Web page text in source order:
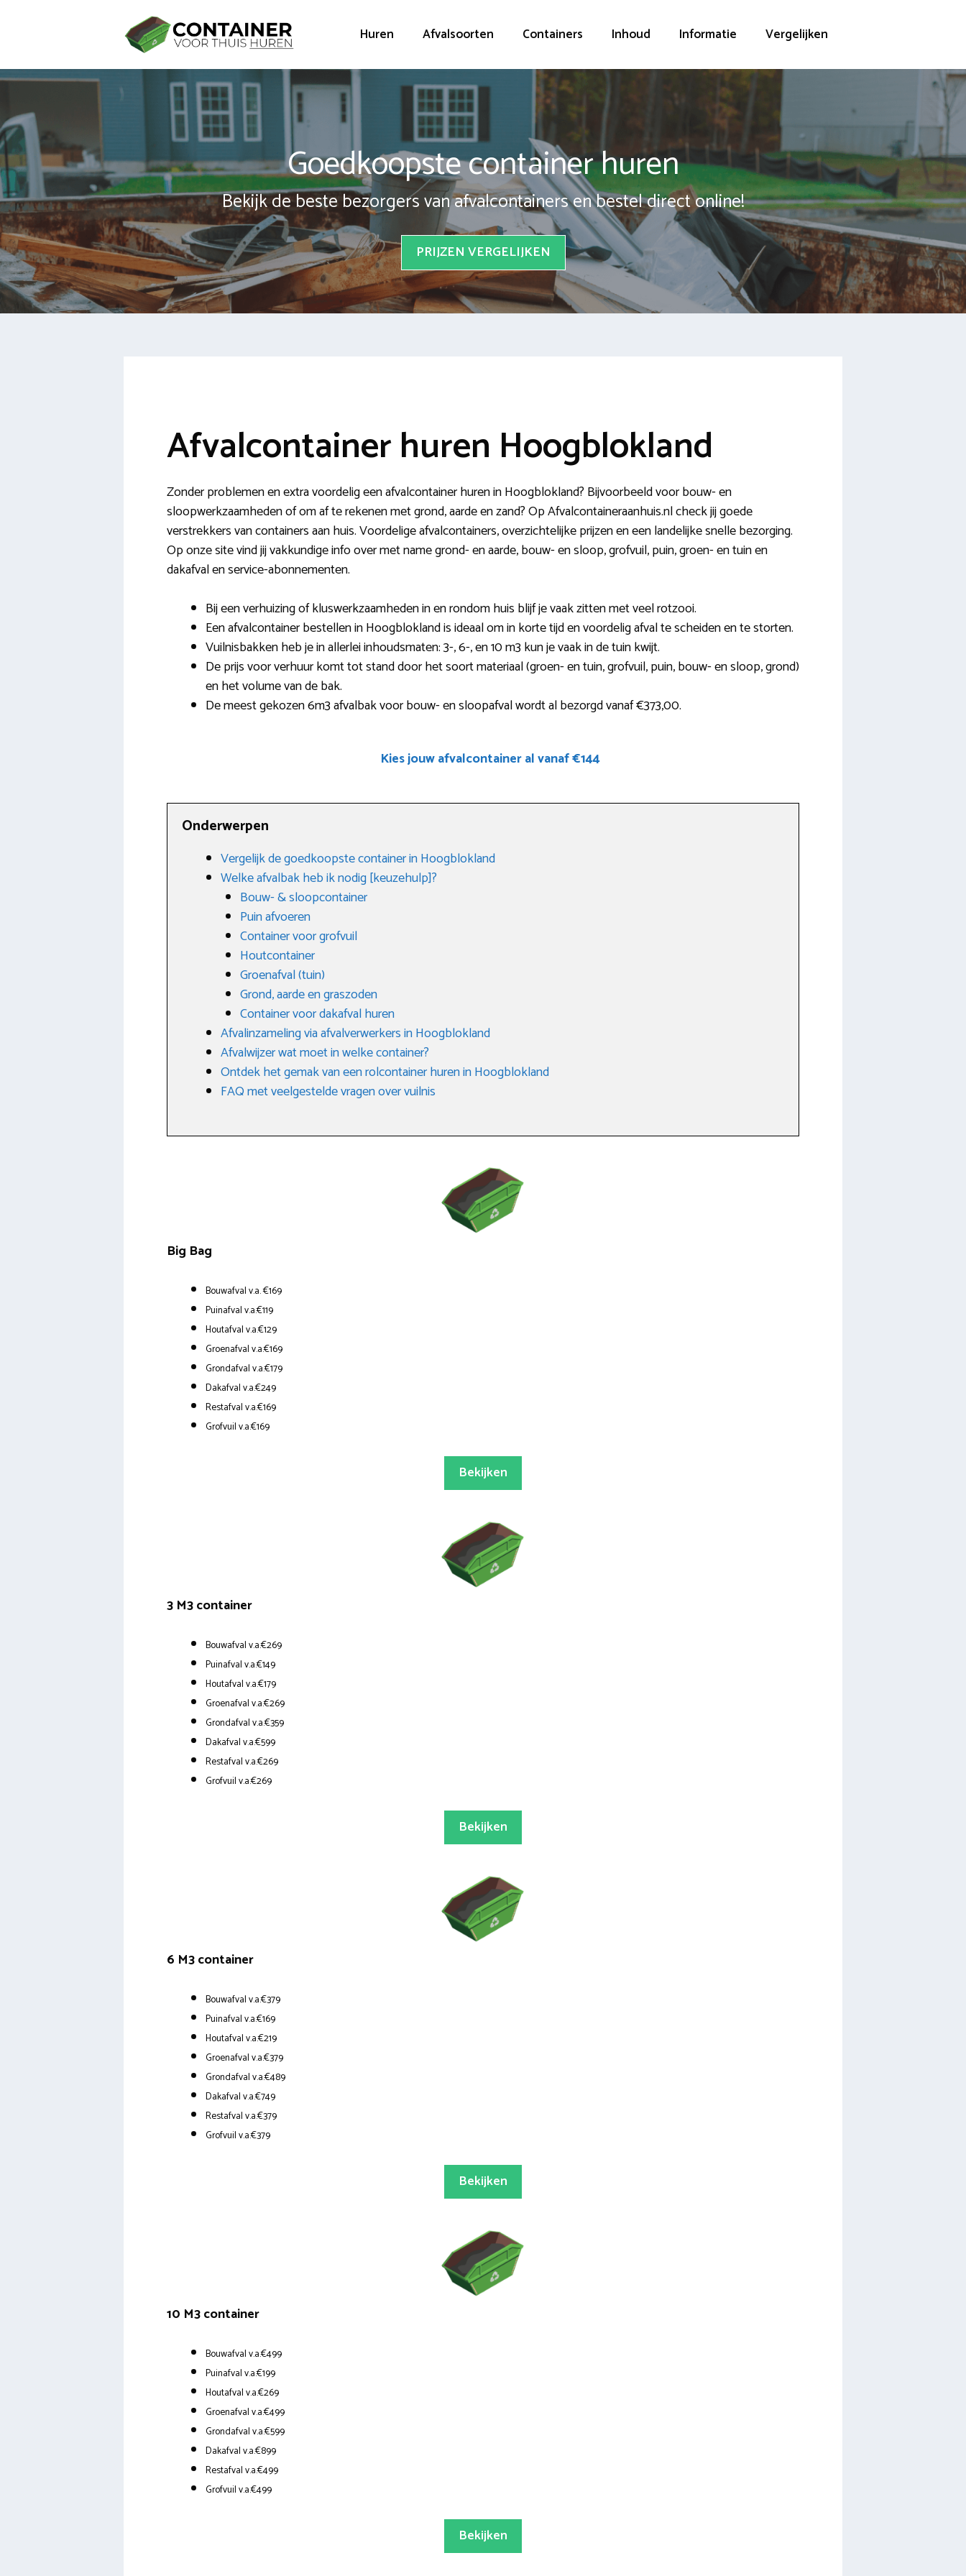
Huren Afvalsoorten Containers Inhoud Informatie Vergelijken
Goedkoopste container huren
Bekijk de beste bezorgers van afvalcontainers en bestel direct online!
PRIJZEN VERGELIJKEN
Afvalcontainer huren Hoogblokland
Zonder problemen en extra voordelig een afvalcontainer huren in Hoogblokland? Bijvoorbeeld voor bouw- en
sloopwerkzaamheden of om af te rekenen met grond, aarde en zand? Op Afvalcontaineraanhuis.nl check jij goede
verstrekkers van containers aan huis. Voordelige afvalcontainers, overzichtelijke prijzen en een landelijke snelle bezorging.
Op onze site vind jij vakkundige info over met name grond- en aarde, bouw- en sloop, grofvuil, puin, groen- en tuin en
dakafval en service-abonnementen.
Bij een verhuizing of kluswerkzaamheden in en rondom huis blijf je vaak zitten met veel rotzooi.
Een afvalcontainer bestellen in Hoogblokland is ideaal om in korte tijd en voordelig afval te scheiden en te storten.
Vuilnisbakken heb je in allerlei inhoudsmaten: 3-, 6-, en 10 m3 kun je vaak in de tuin kwijt.
De prijs voor verhuur komt tot stand door het soort materiaal (groen- en tuin, grofvuil, puin, bouw- en sloop, grond)
en het volume van de bak.
De meest gekozen 6m3 afvalbak voor bouw- en sloopafval wordt al bezorgd vanaf €373,00.
Kies jouw afvalcontainer al vanaf €144
Onderwerpen
Vergelijk de goedkoopste container in Hoogblokland
Welke afvalbak heb ik nodig [keuzehulp]?
Bouw- & sloopcontainer
Puin afvoeren
Container voor grofvuil
Houtcontainer
Groenafval (tuin)
Grond, aarde en graszoden
Container voor dakafval huren
Afvalinzameling via afvalverwerkers in Hoogblokland
Afvalwijzer wat moet in welke container?
Ontdek het gemak van een rolcontainer huren in Hoogblokland
FAQ met veelgestelde vragen over vuilnis
Big Bag
Bouwafval v.a. €169
Puinafval v.a.€119
Houtafval v.a.€129
Groenafval v.a.€169
Grondafval v.a.€179
Dakafval v.a.€249
Restafval v.a.€169
Grofvuil v.a.€169
Bekijken
3 M3 container
Bouwafval v.a.€269
Puinafval v.a.€149
Houtafval v.a.€179
Groenafval v.a.€269
Grondafval v.a.€359
Dakafval v.a.€599
Restafval v.a.€269
Grofvuil v.a.€269
Bekijken
6 M3 container
Bouwafval v.a.€379
Puinafval v.a.€169
Houtafval v.a.€219
Groenafval v.a.€379
Grondafval v.a.€489
Dakafval v.a.€749
Restafval v.a.€379
Grofvuil v.a.€379
Bekijken
10 M3 container
Bouwafval v.a.€499
Puinafval v.a.€199
Houtafval v.a.€269
Groenafval v.a.€499
Grondafval v.a.€599
Dakafval v.a.€899
Restafval v.a.€499
Grofvuil v.a.€499
Bekijken